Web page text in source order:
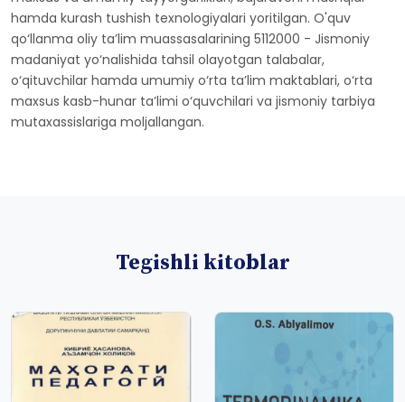
hamda kurash tushish texnologiyalari yoritilgan. O'quv
qo‘llanma oliy ta’lim muassasalarining 5112000 - Jismoniy
madaniyat yo‘nalishida tahsil olayotgan talabalar,
o‘qituvchilar hamda umumiy o‘rta ta’lim maktablari, o‘rta
maxsus kasb-hunar ta’limi o‘quvchilari va jismoniy tarbiya
mutaxassislariga moljallangan.
Tegishli kitoblar